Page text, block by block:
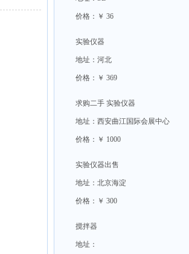
价格：￥ 36
实验仪器
地址：河北
价格：￥ 369
求购二手 实验仪器
地址：西安曲江国际会展中心
价格：￥ 1000
实验仪器出售
地址：北京海淀
价格：￥ 300
搅拌器
地址：